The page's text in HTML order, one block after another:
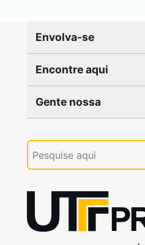
Envolva-se
Encontre aqui
Gente nossa